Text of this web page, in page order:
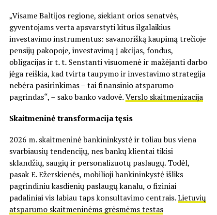
„Visame Baltijos regione, siekiant orios senatvės,
gyventojams verta apsvarstyti kitus ilgalaikius
investavimo instrumentus: savanorišką kaupimą trečioje
pensijų pakopoje, investavimą į akcijas, fondus,
obligacijas ir t. t. Senstanti visuomenė ir mažėjanti darbo
jėga reiškia, kad tvirta taupymo ir investavimo strategija
nebėra pasirinkimas – tai finansinio atsparumo
pagrindas“, – sako banko vadovė.Verslo skaitmenizacija
Skaitmeninė transformacija tęsis
2026 m. skaitmeninė bankininkystė ir toliau bus viena
svarbiausių tendencijų, nes bankų klientai tikisi
sklandžių, saugių ir personalizuotų paslaugų. Todėl,
pasak E. Ežerskienės, mobilioji bankininkystė išliks
pagrindiniu kasdienių paslaugų kanalu, o fiziniai
padaliniai vis labiau taps konsultavimo centrais.Lietuvių
atsparumo skaitmeninėms grėsmėms testas